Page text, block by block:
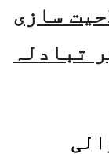
سازی
تبادلہ